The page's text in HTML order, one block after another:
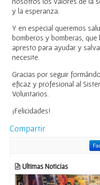
y la esperanza.
Y en especial queremos
bomberos y bomberas,
apresto para ayudar y
necesite.
Gracias por seguir
eficaz y profesional al
Voluntarios.
¡Felicidades!
Compartir
Ultimas Noticias